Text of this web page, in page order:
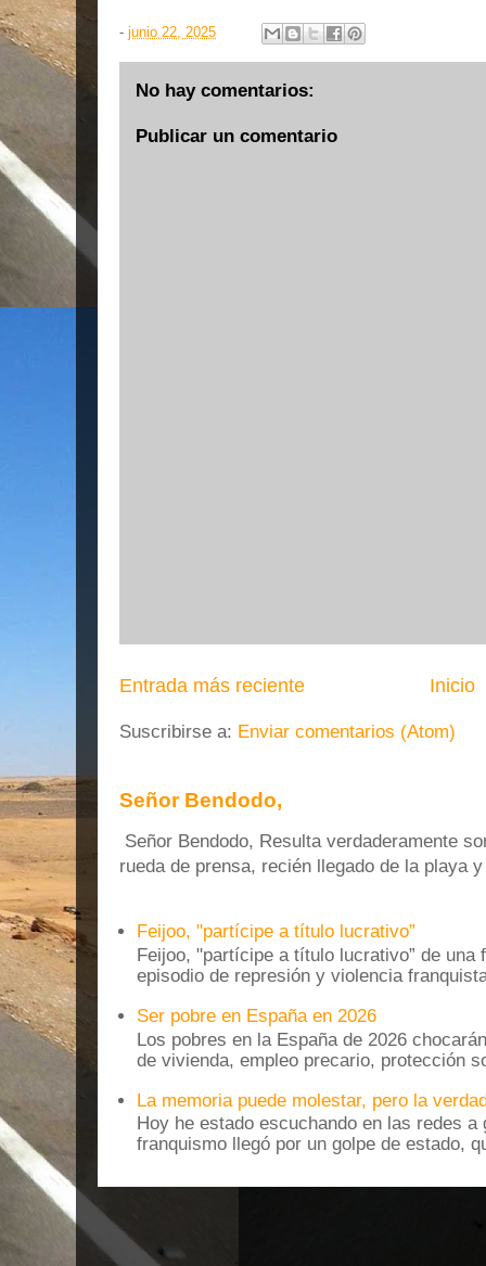
- junio 22, 2025
No hay comentarios:
Publicar un comentario
Entrada más reciente Inicio
Suscribirse a: Enviar comentarios (Atom)
Señor Bendodo,
Señor Bendodo, Resulta verdaderamente
rueda de prensa, recién llegado de la playa
Feijoo, "partícipe a título lucrativo”
Feijoo, "partícipe a título lucrativo” de una
episodio de represión y violencia
Ser pobre en España en 2026
Los pobres en la España de 2026
de vivienda, empleo precario, protección
La memoria puede molestar, pero la
Hoy he estado escuchando en las redes
franquismo llegó por un golpe de estado,